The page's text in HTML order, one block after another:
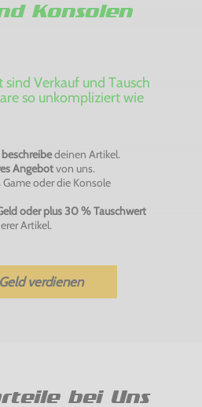
Konsolen
sind Verkauf und Tausch
so unkompliziert wie
deinen Artikel.
Angebotvon uns.
oder die Konsole
oder plus 30 % Tauschwert
Artikel.
verdienen
bei Uns